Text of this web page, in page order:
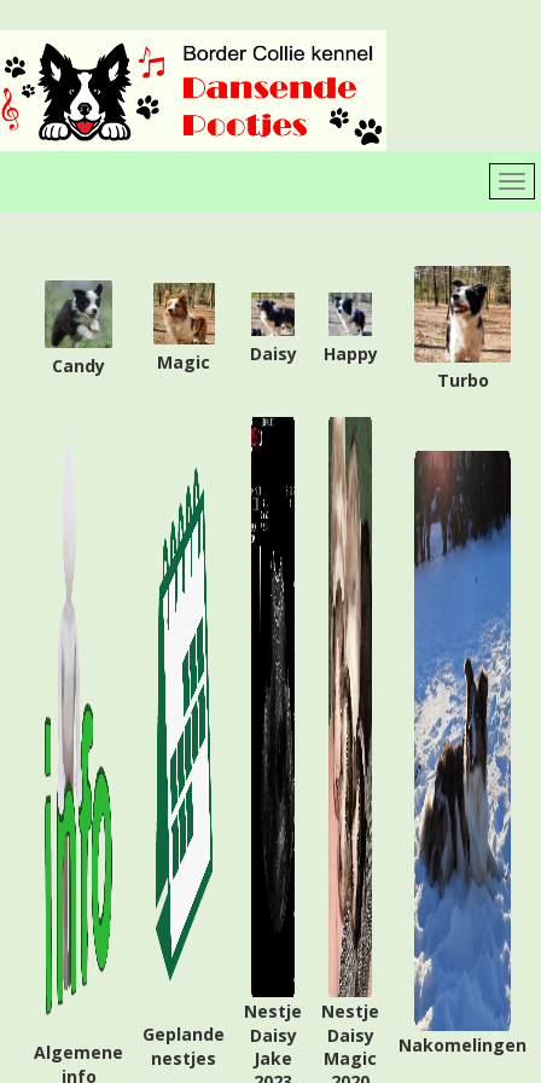
Candy Magic Daisy
Happy
Turbo
Algemene
info
Geplande
nestjes
Nestje
Daisy
Jake
Nestje
Daisy
Magic
Nakomelingen